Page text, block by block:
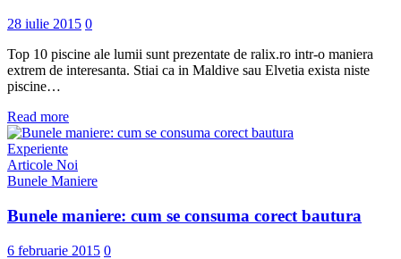
28 iulie 2015 0
Top 10 piscine ale lumii sunt prezentate de ralix.ro intr-o maniera
extrem de interesanta. Stiai ca in Maldive sau Elvetia exista niste
piscine…
Read more
Experiente
Articole Noi
Bunele Maniere
Bunele maniere: cum se consuma corect bautura
6 februarie 2015 0